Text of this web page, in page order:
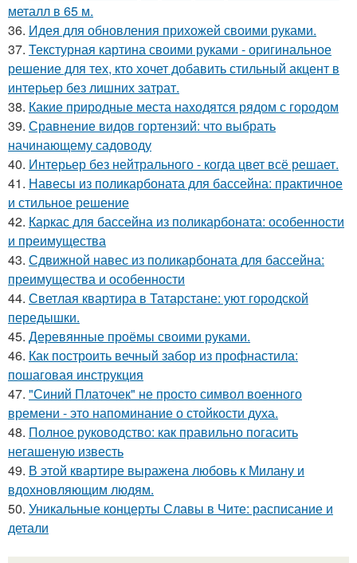
металл в 65 м.
36. Идея для обновления прихожей своими руками.
37. Текстурная картина своими руками - оригинальное
решение для тех, кто хочет добавить стильный акцент в
интерьер без лишних затрат.
38. Какие природные места находятся рядом с городом
39. Сравнение видов гортензий: что выбрать
начинающему садоводу
40. Интерьер без нейтрального - когда цвет всё решает.
41. Навесы из поликарбоната для бассейна: практичное
и стильное решение
42. Каркас для бассейна из поликарбоната: особенности
и преимущества
43. Сдвижной навес из поликарбоната для бассейна:
преимущества и особенности
44. Светлая квартира в Татарстане: уют городской
передышки.
45. Деревянные проёмы своими руками.
46. Как построить вечный забор из профнастила:
пошаговая инструкция
47. "Синий Платочек" не просто символ военного
времени - это напоминание о стойкости духа.
48. Полное руководство: как правильно погасить
негашеную известь
49. В этой квартире выражена любовь к Милану и
вдохновляющим людям.
50. Уникальные концерты Славы в Чите: расписание и
детали